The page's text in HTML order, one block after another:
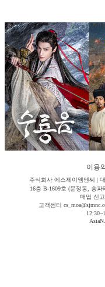
이용
주식회사 에스제이엠엔씨 |
16층 B-1609호 (문정동, 송
매업 신
고객센터